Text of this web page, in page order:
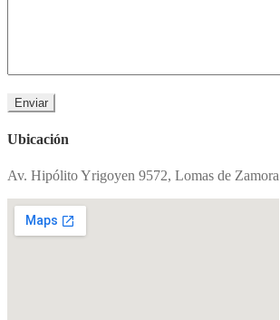
Ubicación
Av. Hipólito Yrigoyen 9572, Lomas de